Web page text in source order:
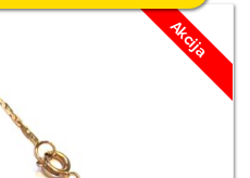
Akcija